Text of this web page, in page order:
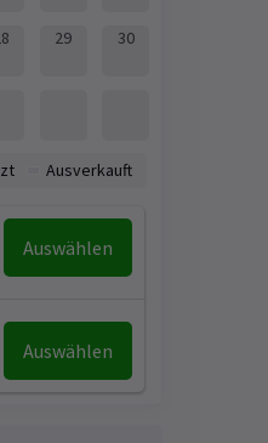
29 30
Auswählen
Auswählen
Ausverkauft